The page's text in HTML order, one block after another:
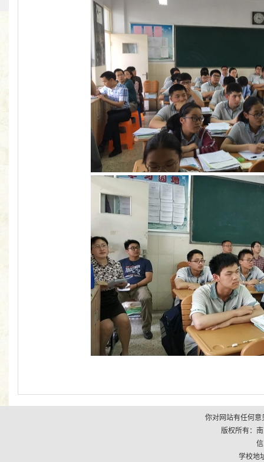
你对网站有任何
版权所有：
学校地